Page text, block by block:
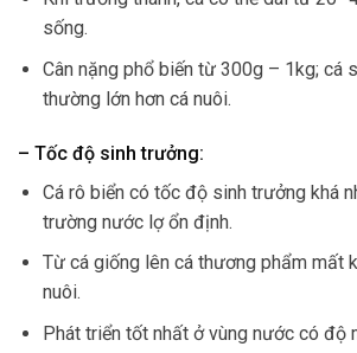
sống.
Cân nặng phổ biến từ 300g – 1kg; cá
thường lớn hơn cá nuôi.
– Tốc độ sinh trưởng:
Cá rô biển có tốc độ sinh trưởng khá
trường nước lợ ổn định.
Từ cá giống lên cá thương phẩm mất
nuôi.
Phát triển tốt nhất ở vùng nước có